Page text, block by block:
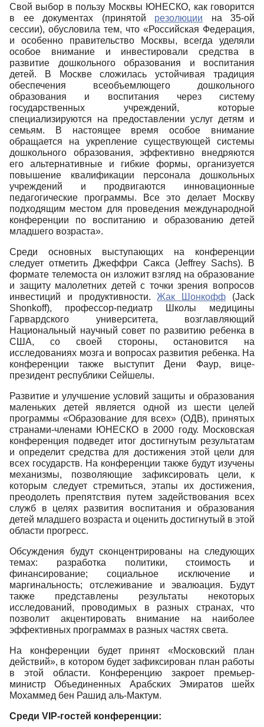
Свой выбор в пользу Москвы ЮНЕСКО, как говорится
в ее документах (принятой резолюции на 35-ой
сессии), обусловила тем, что «Российская Федерация,
и особенно правительство Москвы, всегда уделяли
особое внимание и инвестировали средства в
развитие дошкольного образования и воспитания
детей. В Москве сложилась устойчивая традиция
обеспечения всеобъемлющего дошкольного
образования и воспитания через систему
государственных учреждений, которые
специализируются на предоставлении услуг детям и
семьям. В настоящее время особое внимание
обращается на укрепление существующей системы
дошкольного образования, эффективно внедряются
его альтернативные и гибкие формы, организуется
повышение квалификации персонала дошкольных
учреждений и продвигаются инновационные
педагогические программы. Все это делает Москву
подходящим местом для проведения международной
конференции по воспитанию и образованию детей
младшего возраста».
Среди основных выступающих на конференции
следует отметить Джеффри Сакса (Jeffrey Sachs). В
формате телемоста он изложит взгляд на образование
и защиту малолетних детей с точки зрения вопросов
инвестиций и продуктивности. Жак Шонкофф (Jack
Shonkoff), профессор-педиатр Школы медицины
Гарвардского университета, возглавляющий
Национальный научный совет по развитию ребенка в
США, со своей стороны, остановится на
исследованиях мозга и вопросах развития ребенка. На
конференции также выступит Дени Фаур, вице-
президент республики Сейшелы.
Развитие и улучшение условий защиты и образования
маленьких детей является одной из шести целей
программы «Образование для всех» (ОДВ), принятых
странами-членами ЮНЕСКО в 2000 году. Московская
конференция подведет итог достигнутым результатам
и определит средства для достижения этой цели для
всех государств. На конференции также будут изучены
механизмы, позволяющие зафиксировать цели, к
которым следует стремиться, этапы их достижения,
преодолеть препятствия путем задействования всех
служб в целях развития воспитания и образования
детей младшего возраста и оценить достигнутый в этой
области прогресс.
Обсуждения будут сконцентрированы на следующих
темах: разработка политики, стоимость и
финансирование; социальное исключение и
маргинальность; отслеживание и эвалюация. Будут
также представлены результаты некоторых
исследований, проводимых в разных странах, что
позволит акцентировать внимание на наиболее
эффективных программах в разных частях света.
На конференции будет принят «Московский план
действий», в котором будет зафиксирован план работы
в этой области. Конференцию закроет премьер-
министр Объединенных Арабских Эмиратов шейх
Мохаммед бен Рашид аль-Мактум.
Среди VIP-гостей конференции: